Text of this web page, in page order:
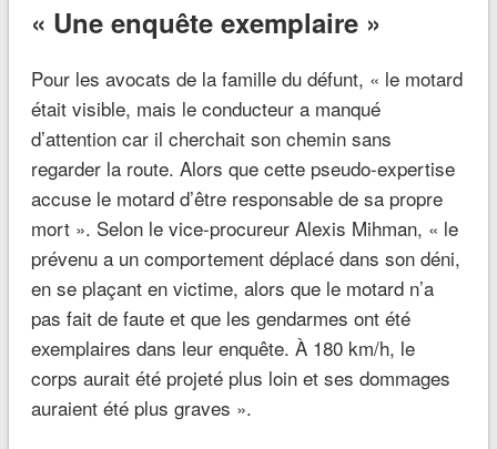
« Une enquête exemplaire »
Pour les avocats de la famille du défunt, « le motard
était visible, mais le conducteur a manqué
d’attention car il cherchait son chemin sans
regarder la route. Alors que cette pseudo-expertise
accuse le motard d’être responsable de sa propre
mort ». Selon le vice-procureur Alexis Mihman, « le
prévenu a un comportement déplacé dans son déni,
en se plaçant en victime, alors que le motard n’a
pas fait de faute et que les gendarmes ont été
exemplaires dans leur enquête. À 180 km/h, le
corps aurait été projeté plus loin et ses dommages
auraient été plus graves ».